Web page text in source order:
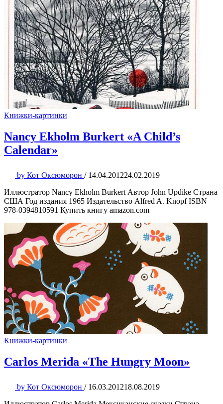
Книжки-картинки
Nancy Ekholm Burkert «A Child’s
Calendar»
by Кот Оксюморон / 14.04.201224.02.2019
Иллюстратор Nancy Ekholm Burkert Автор John Updike Страна
США Год издания 1965 Издательство Alfred A. Knopf ISBN
978-0394810591 Купить книгу amazon.com
Книжки-картинки
Carlos Merida «The Hungry Moon»
by Кот Оксюморон / 16.03.201218.08.2019